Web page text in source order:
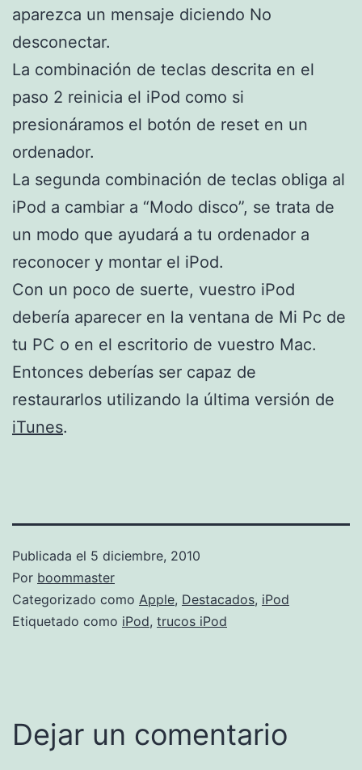
aparezca un mensaje diciendo No
desconectar.
La combinación de teclas descrita en el
paso 2 reinicia el iPod como si
presionáramos el botón de reset en un
ordenador.
La segunda combinación de teclas obliga al
iPod a cambiar a “Modo disco”, se trata de
un modo que ayudará a tu ordenador a
reconocer y montar el iPod.
Con un poco de suerte, vuestro iPod
debería aparecer en la ventana de Mi Pc de
tu PC o en el escritorio de vuestro Mac.
Entonces deberías ser capaz de
restaurarlos utilizando la última versión de
iTunes.
Publicada el 5 diciembre, 2010
Por boommaster
Categorizado como Apple, Destacados, iPod
Etiquetado como iPod, trucos iPod
Dejar un comentario